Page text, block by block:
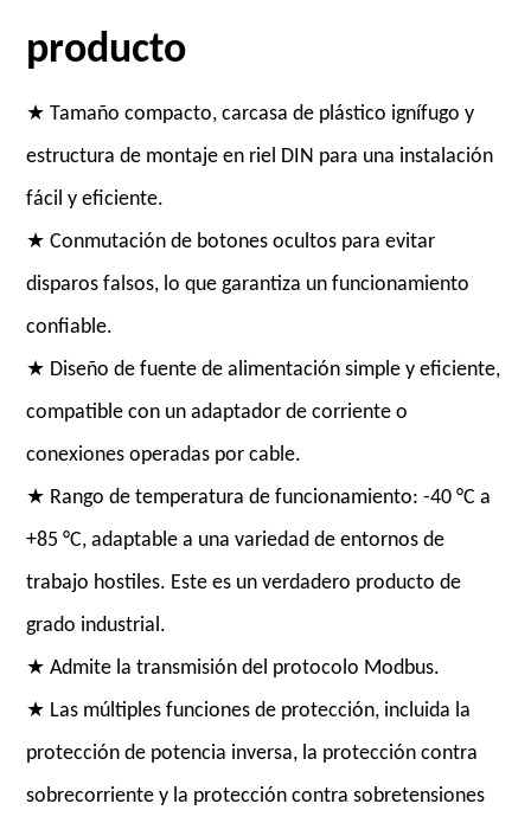
producto
★ Tamaño compacto, carcasa de plástico ignífugo y
estructura de montaje en riel DIN para una instalación
fácil y eficiente.
★ Conmutación de botones ocultos para evitar
disparos falsos, lo que garantiza un funcionamiento
confiable.
★ Diseño de fuente de alimentación simple y eficiente,
compatible con un adaptador de corriente o
conexiones operadas por cable.
★ Rango de temperatura de funcionamiento: -40 °C a
+85 °C, adaptable a una variedad de entornos de
trabajo hostiles. Este es un verdadero producto de
grado industrial.
★ Admite la transmisión del protocolo Modbus.
★ Las múltiples funciones de protección, incluida la
protección de potencia inversa, la protección contra
sobrecorriente y la protección contra sobretensiones